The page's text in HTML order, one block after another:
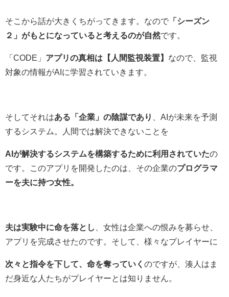
そこから話が大きくちがってきます。なので 「シーズン
２」がもとになっていると考えるのが自然です。
「CODE」 アプリの真相は【 人間監視装置】 なので、監視
対象の情報がAIに学習されていきます。
そしてそれはある「企業」の陰謀であり
、AIが未来を予測
するシステム。人間では解決できないことを
AIが解決するシステムを構築するために利用されていたの
です。このアプリを開発したのは、その企業のプログラマ
ーを夫に持つ女性。
夫は実験中に命を落とし
、女性は企業への恨みを募らせ、
アプリを完成させたのです。そして、様々なプレイヤーに
次々と指令を下して、命を奪っていく のですが、湊人はま
だ身近な人たちがプレイヤーとは知りません。